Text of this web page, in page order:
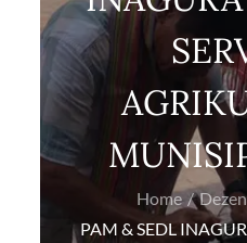
Home
PAM & SEDL